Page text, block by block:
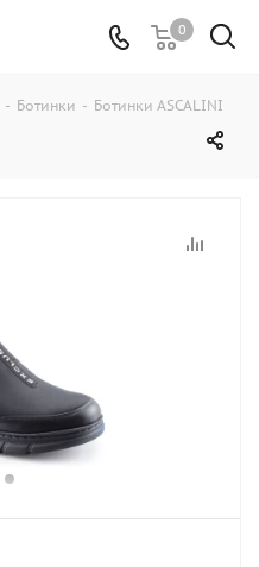
0
- Ботинки - Ботинки ASCALINI